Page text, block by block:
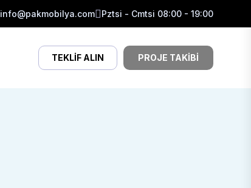
info@pakmobilya.com Pztsi - Cmtsi 08:00 - 19:00
TEKLIF ALIN PROJE TAKIBI